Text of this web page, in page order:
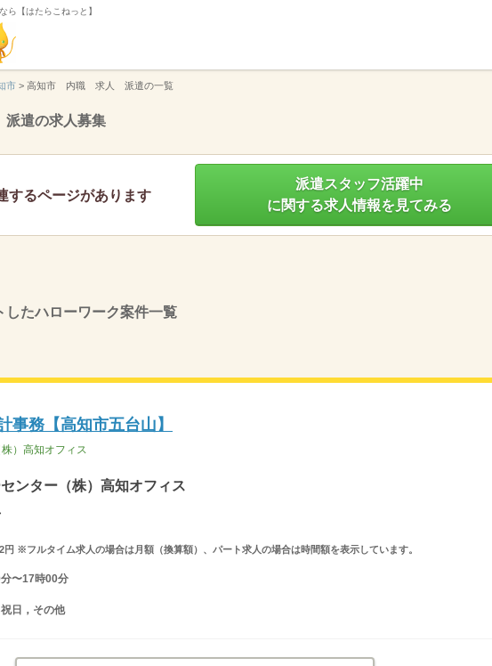
ら【はたらこねっと】
市 > 高知市 内職 求人 派遣の一覧
遣の求人募集
するページがあります
派遣スタッフ活躍中
に関する求人情報を見てみる
したハローワーク案件一覧
事務【高知市五台山】
）高知オフィス
ンター（株）高知オフィス
円 ※フルタイム求人の場合は月額（換算額）、パート求人の場合は時間額を表示しています。
〜17時00分
日，その他